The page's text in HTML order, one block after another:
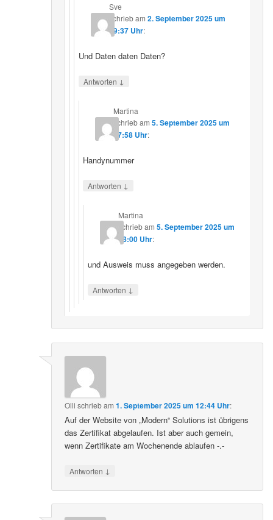
Sve
schriebam 2. September 2025 um
19:37 Uhr:
Und Daten daten Daten?
Antworten ↓
Martina
schriebam5. September 2025 um
17:58 Uhr:
Handynummer
Antworten ↓
Martina
schriebam 5. September 2025 um
18:00 Uhr:
und Ausweis muss angegeben werden.
Antworten ↓
Olli schriebam1. September 2025 um 12:44 Uhr:
Auf der Website von „Modern“ Solutions ist übrigens
das Zertifikat abgelaufen. Ist aber auch gemein,
wenn Zertifikate am Wochenende ablaufen -.-
Antworten ↓